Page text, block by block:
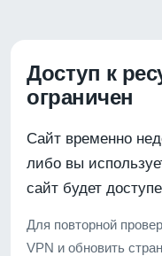
Доступ к
ограничен
Сайт временно
либо вы
сайт будет
Для повторной
VPN и обновить